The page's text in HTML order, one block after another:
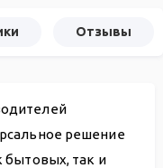
Отзывы
решение
бытовых, так и